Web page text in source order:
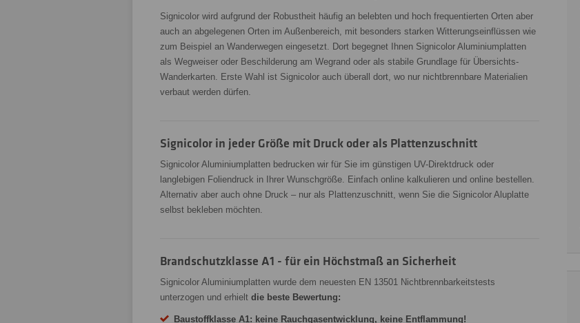
Signicolor wird aufgrund der Robustheit häufig an belebten und hoch frequentierten Orten aber
auch an abgelegenen Orten im Außenbereich, mit besonders starken Witterungseinflüssen wie
zum Beispiel an Wanderwegen eingesetzt. Dort begegnet Ihnen Signicolor Aluminiumplatten
als Wegweiser oder Beschilderung am Wegrand oder als stabile Grundlage für Übersichts-
Wanderkarten. Erste Wahl ist Signicolor auch überall dort, wo nur nichtbrennbare Materialien
verbaut werden dürfen.
Signicolor in jeder Größe mit Druck oder als Plattenzuschnitt
Signicolor Aluminiumplatten bedrucken wir für Sie im günstigen UV-Direktdruck oder
langlebigen Foliendruck in Ihrer Wunschgröße. Einfach online kalkulieren und online bestellen.
Alternativ aber auch ohne Druck – nur als Plattenzuschnitt, wenn Sie die Signicolor Aluplatte
selbst bekleben möchten.
Brandschutzklasse A1 - für ein Höchstmaß an Sicherheit
Signicolor Aluminiumplatten wurde dem neuesten EN 13501 Nichtbrennbarkeitstests
unterzogen und erhielt die beste Bewertung:
Baustoffklasse A1: keine Rauchgasentwicklung, keine Entflammung!